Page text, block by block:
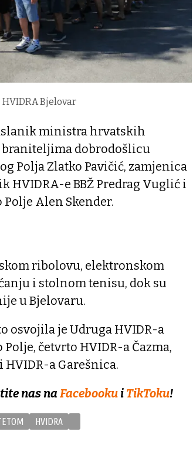
Bjelovar
ministra hrvatskih
braniteljima dobrodošlicu
Polja Zlatko Pavičić, zamjenica
HVIDRA-e BBŽ Predrag Vuglić i
Alen Skender.
ribolovu, elektronskom
i stolnom tenisu, dok su
u Bjelovaru.
osvojila je Udruga HVIDR-a
četvrto HVIDR-a Čazma,
a Garešnica.
nas na Facebooku i TikToku!
HVIDRA